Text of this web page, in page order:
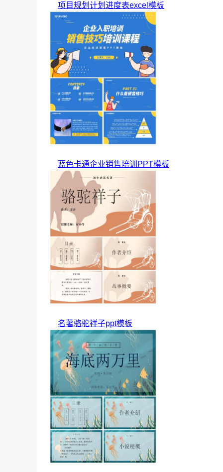
项目规划计划进度表excel模板
蓝色卡通企业销售培训PPT模板
名著骆驼祥子ppt模板